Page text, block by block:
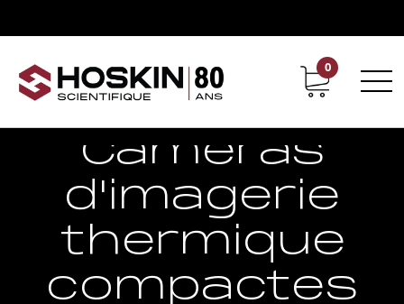
Support Carrières chez Hoskin
0
Caméras
d'imagerie
thermique
compactes